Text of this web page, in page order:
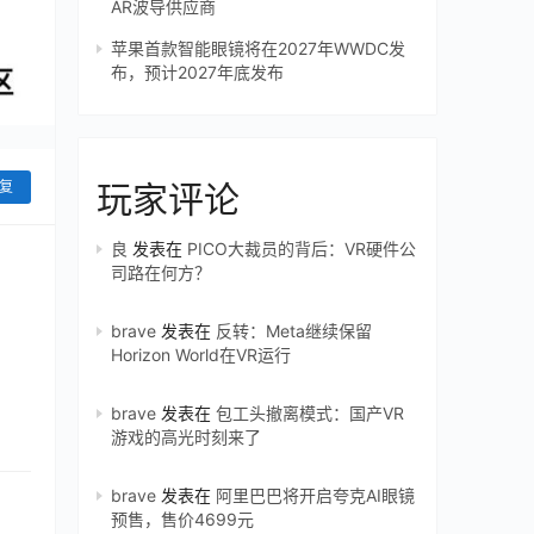
AR波导供应商
苹果首款智能眼镜将在2027年WWDC发
布，预计2027年底发布
玩家评论
良 发表在 PICO大裁员的背后：VR硬件公
司路在何方？
brave 发表在 反转：Meta继续保留
Horizon World在VR运行
brave 发表在 包工头撤离模式：国产VR
游戏的高光时刻来了
brave 发表在 阿里巴巴将开启夸克AI眼镜
预售，售价4699元